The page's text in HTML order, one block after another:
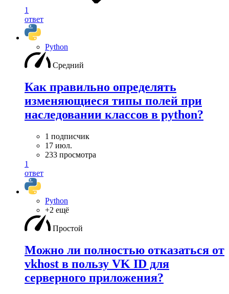
1
ответ
Python
Средний
Как правильно определять
изменяющиеся типы полей при
наследовании классов в python?
1 подписчик
17 июл.
233 просмотра
1
ответ
Python
+2 ещё
Простой
Можно ли полностью отказаться от
vkhost в пользу VK ID для
серверного приложения?